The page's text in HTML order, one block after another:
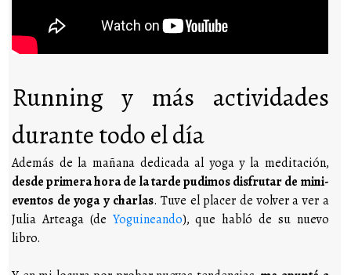
Running y más actividades
durante todo el día
Además de la mañana dedicada al yoga y la meditación,
desde primera hora de la tarde pudimos disfrutar de mini-
eventos de yoga y charlas. Tuve el placer de volver a ver a
Julia Arteaga (de Yoguineando), que habló de su nuevo
libro.